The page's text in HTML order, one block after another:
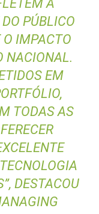
A
PÚBLICO
IMPACTO
NACIONAL.
EM
TODAS AS
DESTACOU